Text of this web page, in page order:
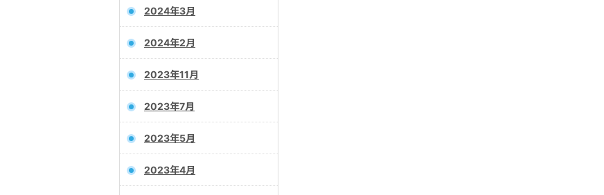
2024年3月
2024年2月
2023年11月
2023年7月
2023年5月
2023年4月